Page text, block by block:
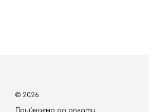
© 2026